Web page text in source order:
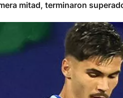
mitad, terminaron